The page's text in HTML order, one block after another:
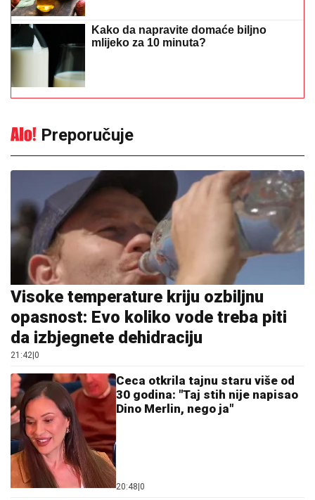
Kako da napravite domaće biljno
mlijeko za 10 minuta?
Preporučuje
Visoke temperature kriju ozbiljnu
opasnost: Evo koliko vode treba piti
da izbjegnete dehidraciju
21:42|0
Ceca otkrila tajnu staru više od
30 godina: "Taj stih nije napisao
Dino Merlin, nego ja"
20:48|0